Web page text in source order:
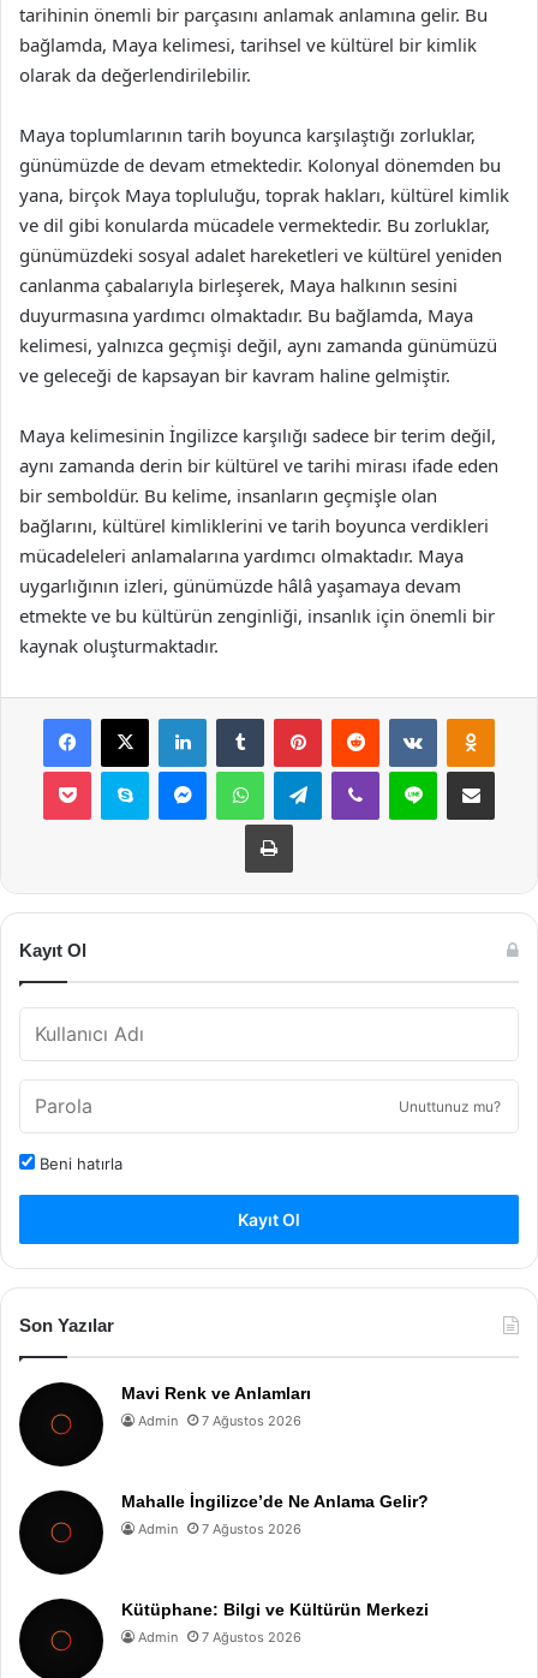
tarihinin önemli bir parçasını anlamak anlamına gelir. Bu
bağlamda, Maya kelimesi, tarihsel ve kültürel bir kimlik
olarak da değerlendirilebilir.
Maya toplumlarının tarih boyunca karşılaştığı zorluklar,
günümüzde de devam etmektedir. Kolonyal dönemden bu
yana, birçok Maya topluluğu, toprak hakları, kültürel kimlik
ve dil gibi konularda mücadele vermektedir. Bu zorluklar,
günümüzdeki sosyal adalet hareketleri ve kültürel yeniden
canlanma çabalarıyla birleşerek, Maya halkının sesini
duyurmasına yardımcı olmaktadır. Bu bağlamda, Maya
kelimesi, yalnızca geçmişi değil, aynı zamanda günümüzü
ve geleceği de kapsayan bir kavram haline gelmiştir.
Maya kelimesinin İngilizce karşılığı sadece bir terim değil,
aynı zamanda derin bir kültürel ve tarihi mirası ifade eden
bir semboldür. Bu kelime, insanların geçmişle olan
bağlarını, kültürel kimliklerini ve tarih boyunca verdikleri
mücadeleleri anlamalarına yardımcı olmaktadır. Maya
uygarlığının izleri, günümüzde hâlâ yaşamaya devam
etmekte ve bu kültürün zenginliği, insanlık için önemli bir
kaynak oluşturmaktadır.
Facebook
X LinkedInTumblr PinterestReddit VKontakte
Pocket Skype MessengerWhatsAppTelegramViber Line E-Posta ile
Yazdır
Kayıt Ol
Unuttunuz mu?
Beni hatırla
Kayıt Ol
Son Yazılar
Mavi Renk ve Anlamları
Admin 7 Ağustos 2026
Mahalle İngilizce’de Ne Anlama Gelir?
Admin 7 Ağustos 2026
Kütüphane: Bilgi ve Kültürün Merkezi
Admin 7 Ağustos 2026